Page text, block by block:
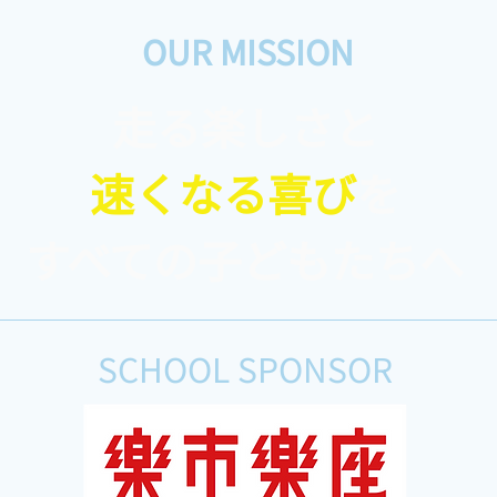
◾️ラダートレーニングで素早
い動きを身につけよう！
OUR MISSION
速くなる喜びを
SCHOOL SPONSOR